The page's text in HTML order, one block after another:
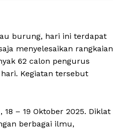
burung, hari ini terdapat
menyelesaikan rangkaian
62 calon pengurus
Kegiatan tersebut
– 19 Oktober 2025. Diklat
berbagai ilmu,